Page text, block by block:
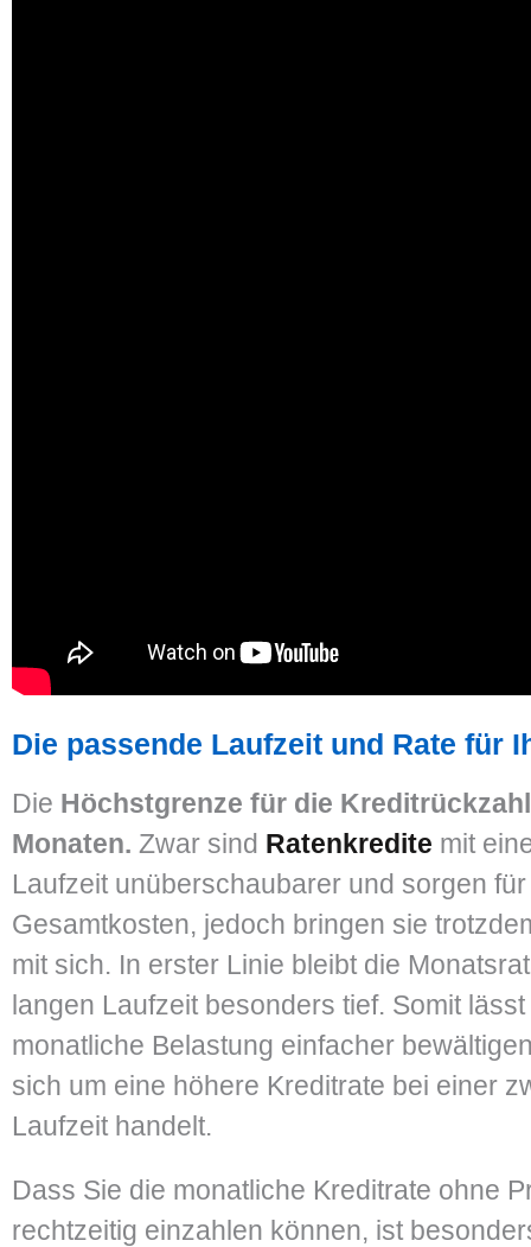
Die passende Laufzeit und Rate für
Die Höchstgrenze für die
Monaten. Zwar sind Ratenkredite mit
Laufzeit unüberschaubarer und sorgen
Gesamtkosten, jedoch bringen sie
mit sich. In erster Linie bleibt die
langen Laufzeit besonders tief. Somit
monatliche Belastung einfacher
sich um eine höhere Kreditrate bei einer
Laufzeit handelt.
Dass Sie die monatliche Kreditrate ohne
rechtzeitig einzahlen können, ist